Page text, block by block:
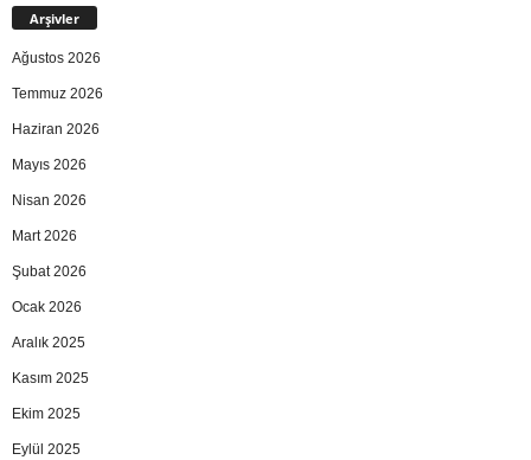
Arşivler
Ağustos 2026
Temmuz 2026
Haziran 2026
Mayıs 2026
Nisan 2026
Mart 2026
Şubat 2026
Ocak 2026
Aralık 2025
Kasım 2025
Ekim 2025
Eylül 2025